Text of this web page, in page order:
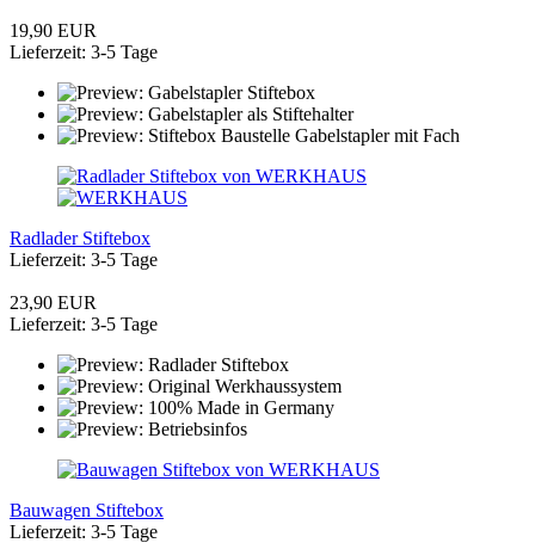
19,90 EUR
Lieferzeit: 3-5 Tage
Radlader Stiftebox
Lieferzeit: 3-5 Tage
23,90 EUR
Lieferzeit: 3-5 Tage
Bauwagen Stiftebox
Lieferzeit: 3-5 Tage